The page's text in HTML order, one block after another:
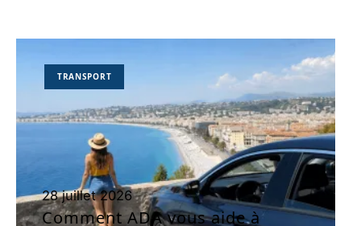
TRANSPORT
28 juillet 2026
Comment ADA vous aide à